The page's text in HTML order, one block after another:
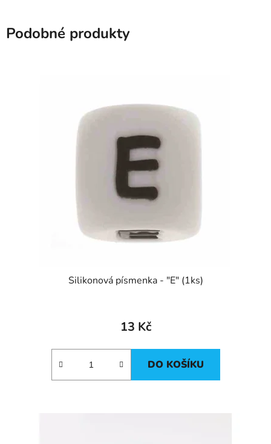
Podobné produkty
Silikonová písmenka - "E" (1ks)
13 Kč
DO KOŠÍKU